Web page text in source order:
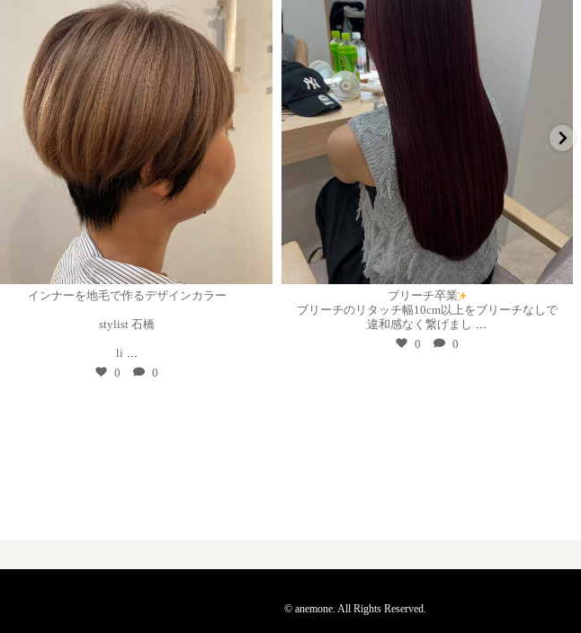
7月 29
インナーを地毛で作るデザインカラー
stylist 石橋
li
0
0
7月 21
ブリーチ卒業
ブリーチのリタッチ幅10cm以上をブリーチなしで
違和感なく繋げまし
0
0
© anemone. All Rights Reserved.